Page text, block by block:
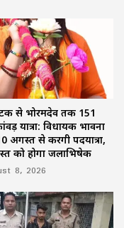
से भोरमदेव तक 151
यात्रा: विधायक भावना
अगस्त से करेंगी पदयात्रा,
को होगा जलाभिषेक
8, 2026